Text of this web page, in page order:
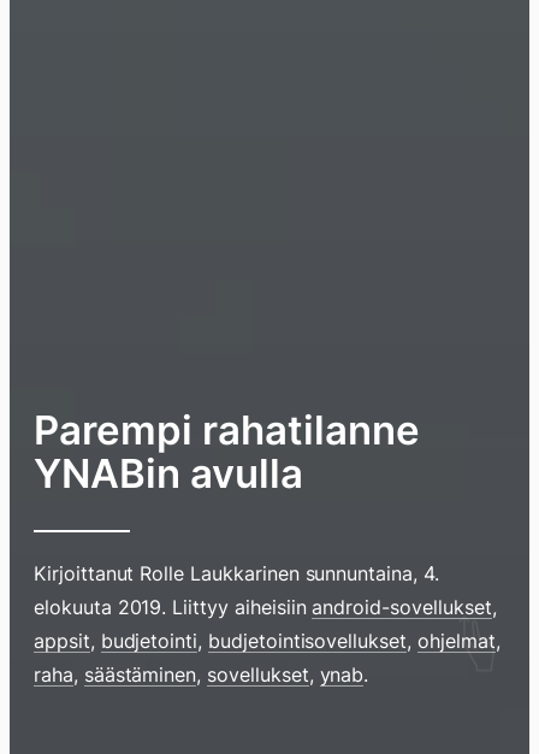
Parempi rahatilanne
YNABin avulla
Kirjoittanut Rolle Laukkarinen sunnuntaina, 4.
elokuuta 2019. Liittyy aiheisiinandroid-sovellukset,
appsit, budjetointi, budjetointisovellukset, ohjelmat,
raha, säästäminen, sovellukset, ynab.
Hyppää